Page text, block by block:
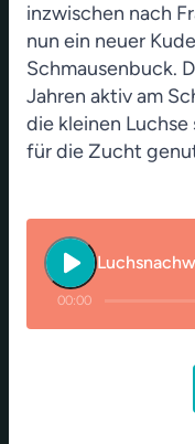
inzwischen nach
nun ein neuer
Schmausenbuck.
Jahren aktiv am
die kleinen
für die Zucht
play_arrow
00:00